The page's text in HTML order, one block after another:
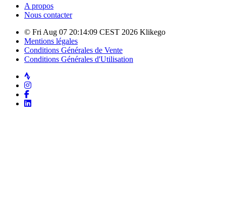
A propos
Nous contacter
© Fri Aug 07 20:14:09 CEST 2026 Klikego
Mentions légales
Conditions Générales de Vente
Conditions Générales d'Utilisation
Strava
Instagram
Facebook
LinkedIn